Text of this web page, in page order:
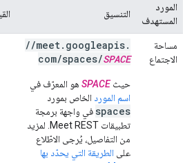
المورد
المستهدف
التنسيق
مساحة
الاجتماع
//meet. googleapis.
com/spaces/SPACE
حيثSPACE هو المعرّف في
اسم المورد الخاص بمورد
spaces في واجهة برمجة
تطبيقات Meet REST. لمزيد
من التفاصيل، يُرجى الاطّلاع
على الطريقة التي يحدّد بها